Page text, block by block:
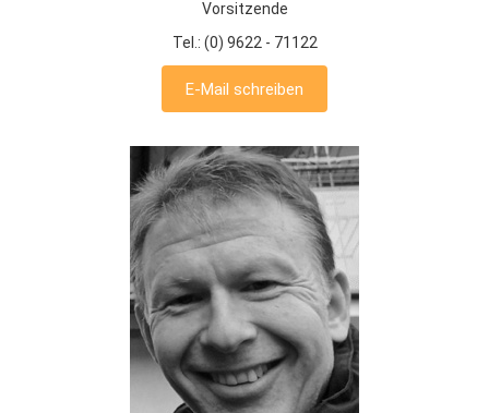
Vorsitzende
Tel.: (0) 9622 - 71122
E-Mail schreiben